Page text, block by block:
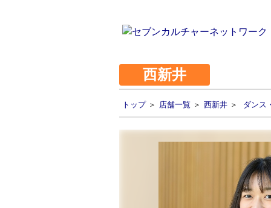
西新井
トップ＞ 店舗一覧 ＞ 西新井 ＞ ダンス